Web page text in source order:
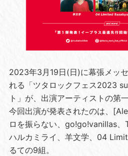
2023年3月19日(日)に幕張メッ
れる「ツタロックフェス2023
ト」が、出演アーティストの第
今回出演が発表されたのは、
ロを振らない、go!go!vanillas、
ハルカミライ、羊文学、04
るての9組。